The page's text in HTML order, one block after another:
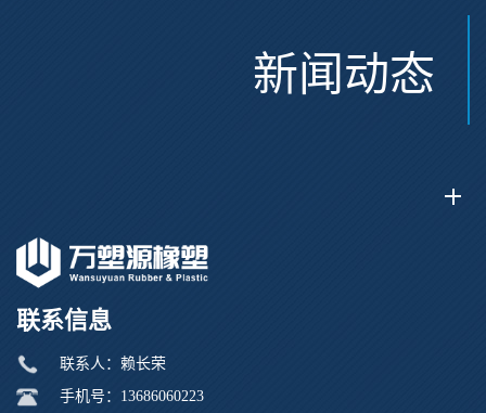
新闻动态
联系信息
联系人：赖长荣
手机号：13686060223